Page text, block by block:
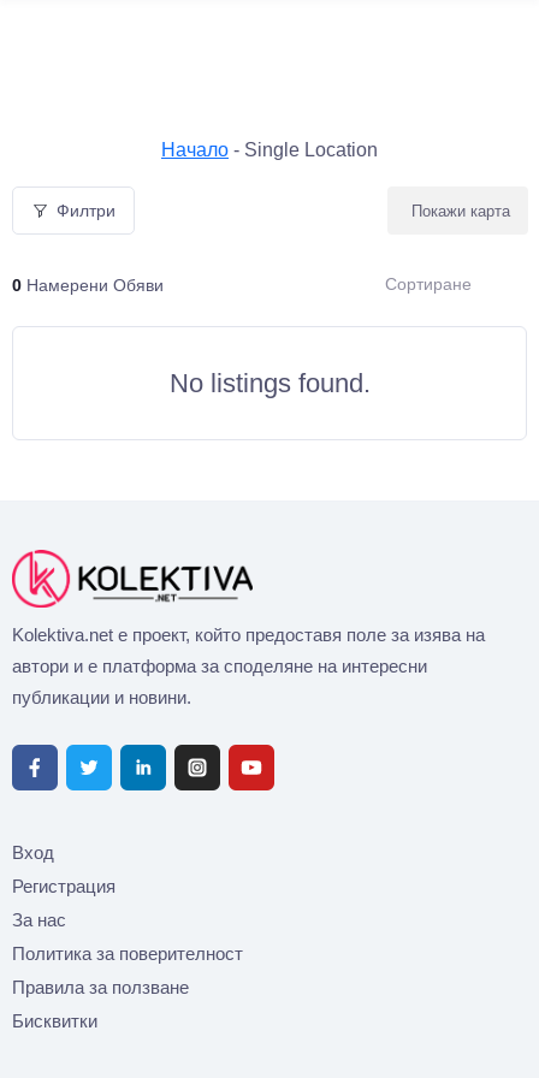
Начало - Single Location
Филтри
0 Намерени Обяви
Покажи карта
Сортиране
No listings found.
Kolektiva.net е проект, който предоставя поле за изява на
автори и е платформа за споделяне на интересни
публикации и новини.
Вход
Регистрация
За нас
Политика за поверителност
Правила за ползване
Бисквитки